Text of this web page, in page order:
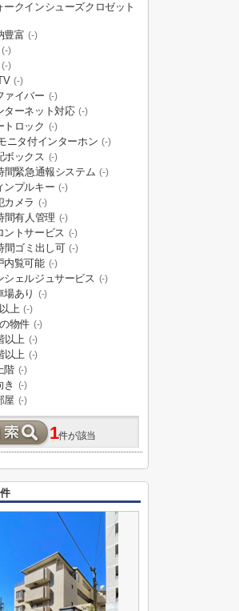
ークインシューズクロゼット
豊富 (-)
(-)
(-)
(-)
ァイバー (-)
ターネット対応 (-)
トロック (-)
ニタ付インターホン (-)
ボックス (-)
間緊急通報システム (-)
ンプルキー (-)
カメラ (-)
間有人管理 (-)
ントサービス (-)
間ゴミ出し可 (-)
内覧可能 (-)
シェルジュサービス (-)
場あり (-)
上 (-)
物件 (-)
以上 (-)
以上 (-)
階 (-)
き (-)
屋 (-)
1件が該当